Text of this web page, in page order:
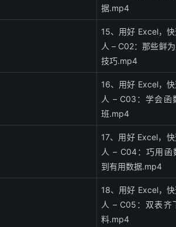
据.mp4
15、用好 Excel，
人 – C02：那些鲜
技巧.mp4
16、用好 Excel，
人 – C03：学会函
班.mp4
17、用好 Excel，
人 – C04：巧用
到有用数据.mp4
18、用好 Excel，
人 – C05：双表齐
料.mp4